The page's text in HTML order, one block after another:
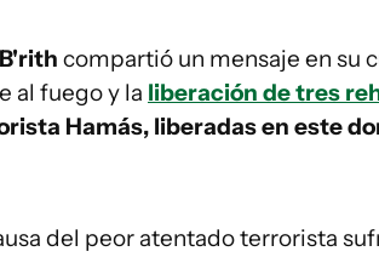
compartió un mensaje en su
al fuego y la liberación de tres
Hamás, liberadas en este
del peor atentado terrorista